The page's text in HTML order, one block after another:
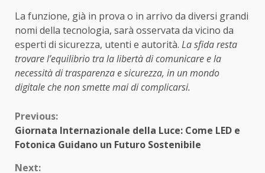
La funzione, già in prova o in arrivo da diversi grandi
nomi della tecnologia, sarà osservata da vicino da
esperti di sicurezza, utenti e autorità. La sfida resta
trovare l’equilibrio tra la libertà di comunicare e la
necessità di trasparenza e sicurezza, in un mondo
digitale che non smette mai di complicarsi.
Continue
Reading
Previous:
Giornata Internazionale della Luce: Come LED e
Fotonica Guidano un Futuro Sostenibile
Next: